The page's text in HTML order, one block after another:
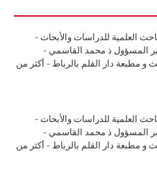
الباحث العلمية للدراسات والأبحاث -
- المدير المسؤول ذ محمد القاسمي -
و مطبعة دار القلم بالرباط - أكثر من
الباحث العلمية للدراسات والأبحاث -
2026 - المدير المسؤول ذ محمد القاسمي -
و مطبعة دار القلم بالرباط - أكثر من